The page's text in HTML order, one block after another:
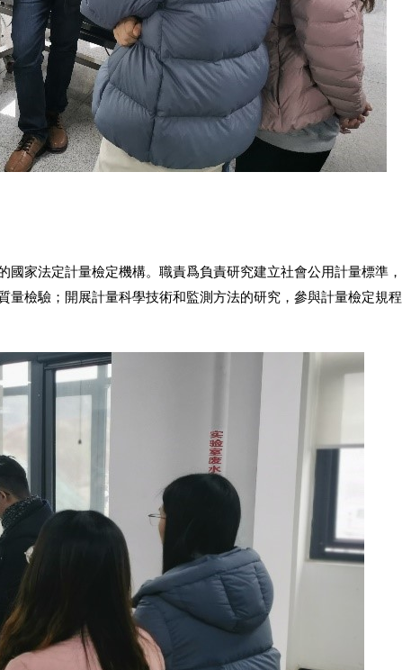
家法定計量檢定機構。職責爲負責研究建立社會公用計量標準，
檢驗；開展計量科學技術和監測方法的研究，參與計量檢定規程